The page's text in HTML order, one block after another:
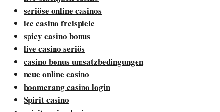
seriöse online casinos
ice casino freispiele
spicy casino bonus
live casino seriös
casino bonus umsatzbedingungen
neue online casino
boomerang casino login
Spirit casino